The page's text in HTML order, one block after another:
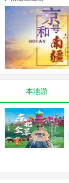
本地游